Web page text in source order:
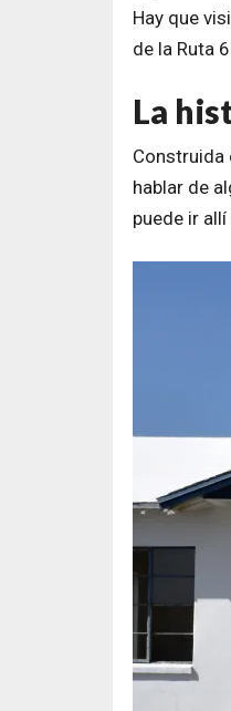
Hay que
de la Ruta
La
Construida
hablar de
puede ir